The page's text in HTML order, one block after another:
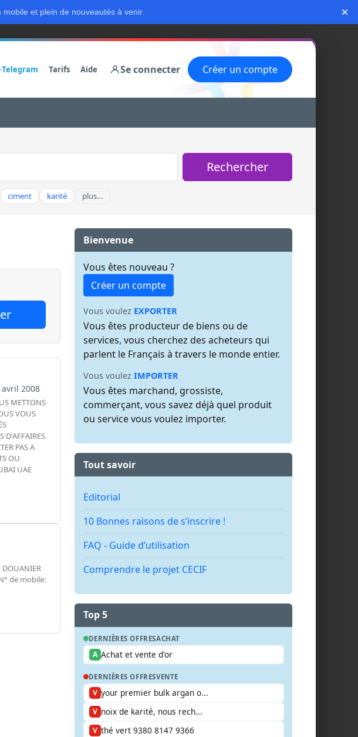
mobile et plein de nouveautés à venir. ×
Telegram Tarifs Aide Se connecter Créer un compte
Rechercher
ciment karité plus…
avril 2008
METTONS
VOUS
D'AFFAIRES
PAS A
OU
UAE
DOUANIER
de mobile:
Bienvenue
Vous êtes nouveau ?
Créer un compte
Vous voulez EXPORTER
Vous êtes producteur de biens ou de
services, vous cherchez des acheteurs qui
parlent le Français à travers le monde entier.
Vous voulez IMPORTER
Vous êtes marchand, grossiste,
commerçant, vous savez déjà quel produit
ou service vous voulez importer.
Tout savoir
Editorial
10 Bonnes raisons de s’inscrire !
FAQ - Guide d’utilisation
Comprendre le projet CECIF
Top 5
DERNIÈRES OFFRESACHAT
A Achat et vente d'or
DERNIÈRES OFFRESVENTE
V your premier bulk argan o...
V noix de karité, nous rech...
V thé vert 9380 8147 9366